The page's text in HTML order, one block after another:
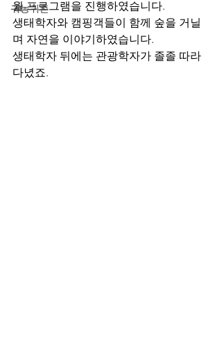
귀농귀촌
월 프로그램을 진행하였습니다.
생태학자와 캠핑객들이 함께 숲을 거닐
며 자연을 이야기하였습니다.
생태학자 뒤에는 관광학자가 졸졸 따라
다녔죠.